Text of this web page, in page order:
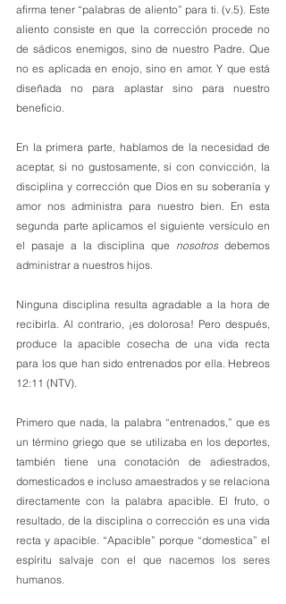
afirma tener “palabras de aliento” para ti. (v.5). Este
aliento consiste en que la corrección procede no
de sádicos enemigos, sino de nuestro Padre. Que
no es aplicada en enojo, sino en amor. Y que está
diseñada no para aplastar sino para nuestro
beneficio.
En la primera parte, hablamos de la necesidad de
aceptar, si no gustosamente, si con convicción, la
disciplina y corrección que Dios en su soberanía y
amor nos administra para nuestro bien. En esta
segunda parte aplicamos el siguiente versículo en
el pasaje a la disciplina que nosotros debemos
administrar a nuestros hijos.
Ninguna disciplina resulta agradable a la hora de
recibirla. Al contrario, ¡es dolorosa! Pero después,
produce la apacible cosecha de una vida recta
para los que han sido entrenados por ella. Hebreos
12:11 (NTV).
Primero que nada, la palabra “entrenados,” que es
un término griego que se utilizaba en los deportes,
también tiene una conotación de adiestrados,
domesticados e incluso amaestrados y se relaciona
directamente con la palabra apacible. El fruto, o
resultado, de la disciplina o corrección es una vida
recta y apacible. “Apacible” porque “domestica” el
espíritu salvaje con el que nacemos los seres
humanos.